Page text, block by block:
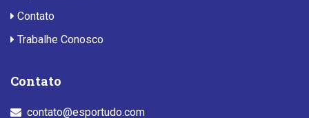
Contato
Trabalhe Conosco
Contato
contato@esportudo.com